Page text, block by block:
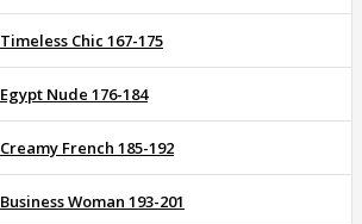
Timeless Chic 167-175
Egypt Nude 176-184
Creamy French 185-192
Business Woman 193-201